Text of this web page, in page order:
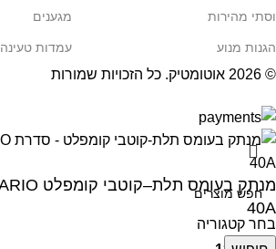
וסתי מהירות מגענים
הגנות מנוע עמדות טעינה
© 2026 אוטומטיק. כל הזכויות שמורות
בחר קטגוריה
40A